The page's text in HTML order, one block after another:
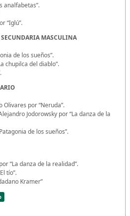
analfabetas”.
“Iglú”.
MASCULINA
de los sueños”.
chupilca del diablo”.
Olivares por “Neruda”.
Jodorowsky por “La danza de la
de los sueños”.
“La danza de la realidad”.
tío”.
Kramer”